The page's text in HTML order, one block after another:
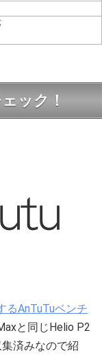
ック！
るAnTuTuベンチ
と同じHelio P2
済みなので紹